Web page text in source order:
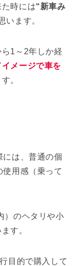
時には“新車み
います。
1～2年しか経
イメージで車を
。
には、普通の個
使用感（乗って
）のヘタリや小
す。
目的で購入して